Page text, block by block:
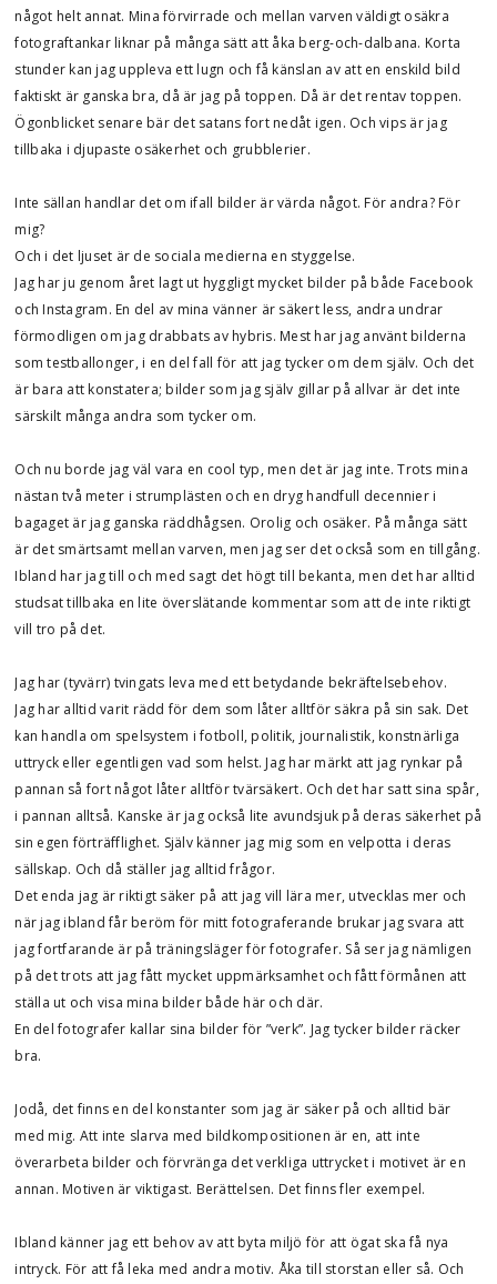
något helt annat. Mina förvirrade och mellan varven väldigt osäkra
fotograftankar liknar på många sätt att åka berg-och-dalbana. Korta
stunder kan jag uppleva ett lugn och få känslan av att en enskild bild
faktiskt är ganska bra, då är jag på toppen. Då är det rentav toppen.
Ögonblicket senare bär det satans fort nedåt igen. Och vips är jag
tillbaka i djupaste osäkerhet och grubblerier.
Inte sällan handlar det om ifall bilder är värda något. För andra? För
mig?
Och i det ljuset är de sociala medierna en styggelse.
Jag har ju genom året lagt ut hyggligt mycket bilder på både Facebook
och Instagram. En del av mina vänner är säkert less, andra undrar
förmodligen om jag drabbats av hybris. Mest har jag använt bilderna
som testballonger, i en del fall för att jag tycker om dem själv. Och det
är bara att konstatera; bilder som jag själv gillar på allvar är det inte
särskilt många andra som tycker om.
Och nu borde jag väl vara en cool typ, men det är jag inte. Trots mina
nästan två meter i strumplästen och en dryg handfull decennier i
bagaget är jag ganska räddhågsen. Orolig och osäker. På många sätt
är det smärtsamt mellan varven, men jag ser det också som en tillgång.
Ibland har jag till och med sagt det högt till bekanta, men det har alltid
studsat tillbaka en lite överslätande kommentar som att de inte riktigt
vill tro på det.
Jag har (tyvärr) tvingats leva med ett betydande bekräftelsebehov.
Jag har alltid varit rädd för dem som låter alltför säkra på sin sak. Det
kan handla om spelsystem i fotboll, politik, journalistik, konstnärliga
uttryck eller egentligen vad som helst. Jag har märkt att jag rynkar på
pannan så fort något låter alltför tvärsäkert. Och det har satt sina spår,
i pannan alltså. Kanske är jag också lite avundsjuk på deras säkerhet på
sin egen förträfflighet. Själv känner jag mig som en velpotta i deras
sällskap. Och då ställer jag alltid frågor.
Det enda jag är riktigt säker på att jag vill lära mer, utvecklas mer och
när jag ibland får beröm för mitt fotograferande brukar jag svara att
jag fortfarande är på träningsläger för fotografer. Så ser jag nämligen
på det trots att jag fått mycket uppmärksamhet och fått förmånen att
ställa ut och visa mina bilder både här och där.
En del fotografer kallar sina bilder för ”verk”. Jag tycker bilder räcker
bra.
Jodå, det finns en del konstanter som jag är säker på och alltid bär
med mig. Att inte slarva med bildkompositionen är en, att inte
överarbeta bilder och förvränga det verkliga uttrycket i motivet är en
annan. Motiven är viktigast. Berättelsen. Det finns fler exempel.
Ibland känner jag ett behov av att byta miljö för att ögat ska få nya
intryck. För att få leka med andra motiv. Åka till storstan eller så. Och